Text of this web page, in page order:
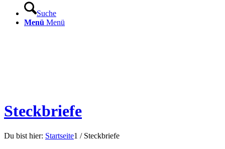
Suche
Menü Menü
Steckbriefe
Du bist hier: Startseite1 / Steckbriefe